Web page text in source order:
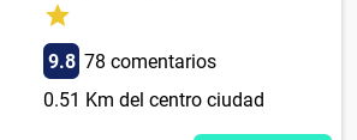
9.8 78 comentarios
0.51 Km del centro ciudad